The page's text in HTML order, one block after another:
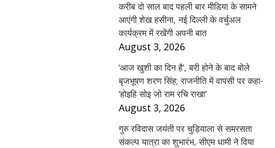
करीब दो साल बाद पहली बार मीडिया के सामने
आएंगी शेख हसीना, नई दिल्ली के वर्चुअल
कार्यक्रम में रखेंगी अपनी बात
August 3, 2026
‘आज खुशी का दिन है’, बरी होने के बाद बोले
बृजभूषण शरण सिंह; राजनीति में वापसी पर कहा-
‘होइहि सोइ जो राम रचि राखा’
August 3, 2026
गुरु रविदास जयंती पर चुड़ियाला से समरसता
संकल्प यात्रा का शुभारंभ, सीएम धामी ने दिया